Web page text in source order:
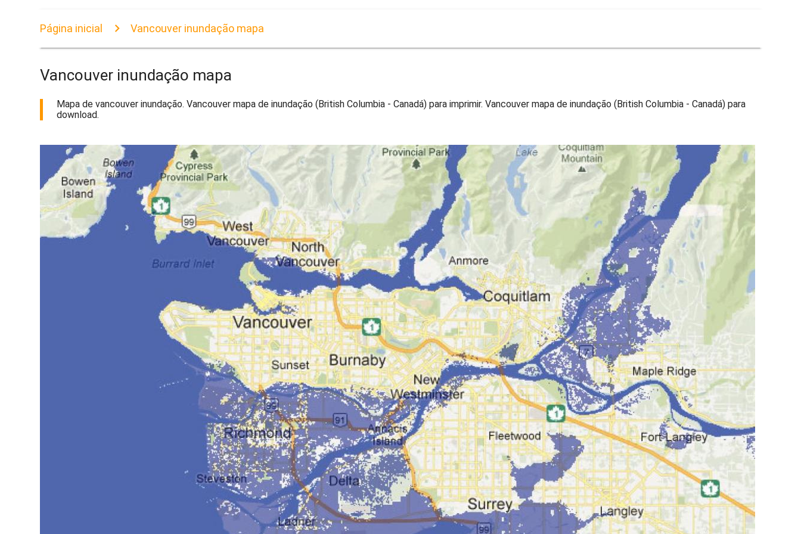
Página inicial Vancouver inundação mapa
Vancouver inundação mapa
Mapa de vancouver inundação. Vancouver mapa de inundação (British Columbia - Canadá) para imprimir. Vancouver mapa de inundação (British Columbia - Canadá) para
download.